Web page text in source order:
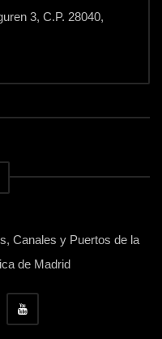
3, C.P. 28040,
Canales y Puertos de la
de Madrid